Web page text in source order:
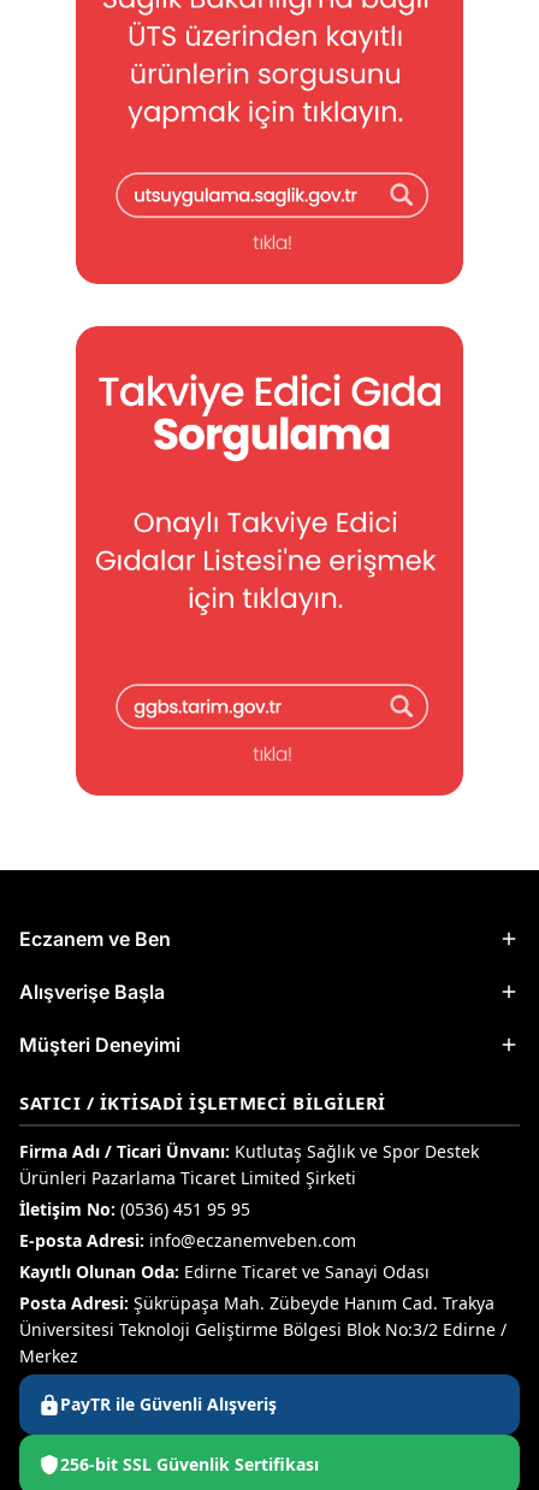
Eczanem ve Ben
Alışverişe Başla
Müşteri Deneyimi
SATICI / İKTISADI İŞLETMECI BILGILERI
Firma Adı / Ticari Ünvanı: Kutlutaş Sağlık ve Spor Destek
Ürünleri Pazarlama Ticaret Limited Şirketi
İletişim No: (0536) 451 95 95
E-posta Adresi: info@eczanemveben.com
Kayıtlı Olunan Oda: Edirne Ticaret ve Sanayi Odası
Posta Adresi: Şükrüpaşa Mah. Zübeyde Hanım Cad. Trakya
Üniversitesi Teknoloji Geliştirme Bölgesi Blok No:3/2 Edirne /
Merkez
PayTR ile Güvenli Alışveriş
256-bit SSL Güvenlik Sertifikası